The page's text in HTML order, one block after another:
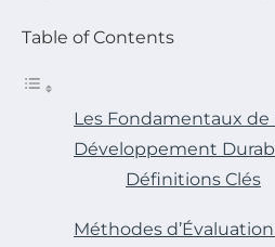
Table of Contents
Les Fondamentaux de
Développement
Définitions Clés
Méthodes